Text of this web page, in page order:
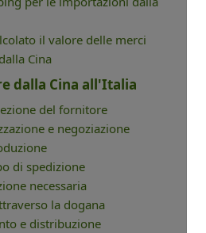
il valore delle merci
Cina
dalla Cina all'Italia
del fornitore
e negoziazione
di spedizione
necessaria
la dogana
e distribuzione